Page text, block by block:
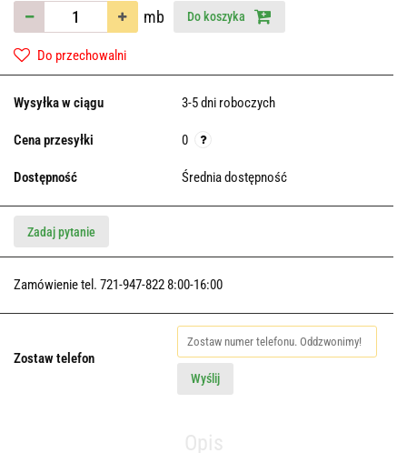
mb Do koszyka
Do przechowalni
Wysyłka w ciągu 3-5 dni roboczych
Cena przesyłki 0
Dostępność Średnia dostępność
Zadaj pytanie
Zamówienie tel. 721-947-822 8:00-16:00
Zostaw telefon
Wyślij